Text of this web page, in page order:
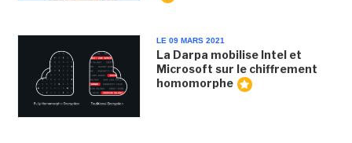
LE 09 MARS 2021
La Darpa mobilise Intel et
Microsoft sur le chiffrement
homomorphe